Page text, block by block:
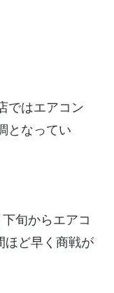
ではエアコン
となってい
旬からエアコ
ほど早く商戦が